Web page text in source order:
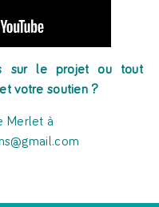
sur le projet ou tout
votre soutien ?
Merlet à